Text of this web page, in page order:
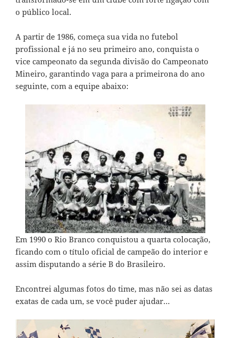
o público local.
A partir de 1986, começa sua vida no futebol
profissional e já no seu primeiro ano, conquista o
vice campeonato da segunda divisão do Campeonato
Mineiro, garantindo vaga para a primeirona do ano
seguinte, com a equipe abaixo:
Em 1990 o Rio Branco conquistou a quarta colocação,
ficando com o título oficial de campeão do interior e
assim disputando a série B do Brasileiro.
Encontrei algumas fotos do time, mas não sei as datas
exatas de cada um, se você puder ajudar…